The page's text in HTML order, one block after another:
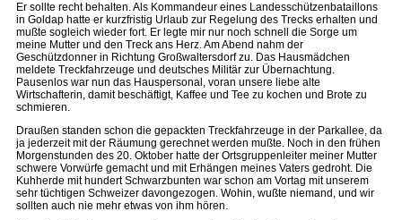
Er sollte recht behalten. Als Kommandeur eines Landesschützenbataillons
in Goldap hatte er kurzfristig Urlaub zur Regelung des Trecks erhalten und
mußte sogleich wieder fort. Er legte mir nur noch schnell die Sorge um
meine Mutter und den Treck ans Herz. Am Abend nahm der
Geschützdonner in Richtung Großwaltersdorf zu. Das Hausmädchen
meldete Treckfahrzeuge und deutsches Militär zur Übernachtung.
Pausenlos war nun das Hauspersonal, voran unsere liebe alte
Wirtschafterin, damit beschäftigt, Kaffee und Tee zu kochen und Brote zu
schmieren.
Draußen standen schon die gepackten Treckfahrzeuge in der Parkallee, da
ja jederzeit mit der Räumung gerechnet werden mußte. Noch in den frühen
Morgenstunden des 20. Oktober hatte der Ortsgruppenleiter meiner Mutter
schwere Vorwürfe gemacht und mit Erhängen meines Vaters gedroht. Die
Kuhherde mit hundert Schwarzbunten war schon am Vortag mit unserem
sehr tüchtigen Schweizer davongezogen. Wohin, wußte niemand, und wir
sollten auch nie mehr etwas von ihm hören.